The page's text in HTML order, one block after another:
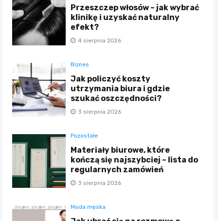
Przeszczep włosów – jak wybrać
klinikę i uzyskać naturalny
efekt?
4 sierpnia 2026
Biznes
Jak policzyć koszty
utrzymania biura i gdzie
szukać oszczędności?
3 sierpnia 2026
Pozostałe
Materiały biurowe, które
kończą się najszybciej – lista do
regularnych zamówień
3 sierpnia 2026
Moda męska